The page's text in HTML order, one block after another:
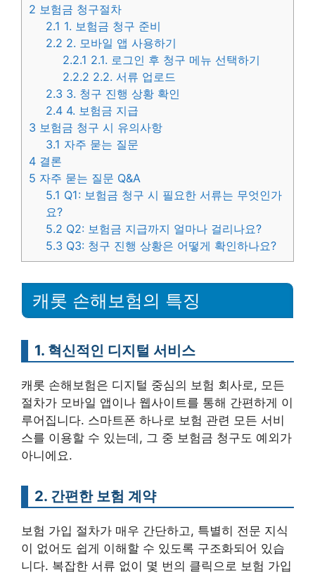
2 보험금 청구절차
2.1 1. 보험금 청구 준비
2.2 2. 모바일 앱 사용하기
2.2.1 2.1. 로그인 후 청구 메뉴 선택하기
2.2.2 2.2. 서류 업로드
2.3 3. 청구 진행 상황 확인
2.4 4. 보험금 지급
3 보험금 청구 시 유의사항
3.1 자주 묻는 질문
4 결론
5 자주 묻는 질문 Q&A
5.1 Q1: 보험금 청구 시 필요한 서류는 무엇인가
요?
5.2 Q2: 보험금 지급까지 얼마나 걸리나요?
5.3 Q3: 청구 진행 상황은 어떻게 확인하나요?
캐롯 손해보험의 특징
1. 혁신적인 디지털 서비스
캐롯 손해보험은 디지털 중심의 보험 회사로, 모든
절차가 모바일 앱이나 웹사이트를 통해 간편하게 이
루어집니다. 스마트폰 하나로 보험 관련 모든 서비
스를 이용할 수 있는데, 그 중 보험금 청구도 예외가
아니에요.
2. 간편한 보험 계약
보험 가입 절차가 매우 간단하고, 특별히 전문 지식
이 없어도 쉽게 이해할 수 있도록 구조화되어 있습
니다. 복잡한 서류 없이 몇 번의 클릭으로 보험 가입